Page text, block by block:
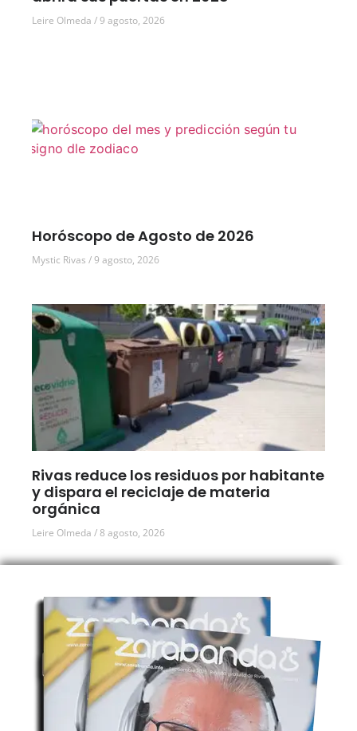
Leire Olmeda 9 agosto, 2026
Horóscopo de Agosto de 2026
Mystic Rivas 9 agosto, 2026
Rivas reduce los residuos por habitante
y dispara el reciclaje de materia
orgánica
Leire Olmeda 8 agosto, 2026